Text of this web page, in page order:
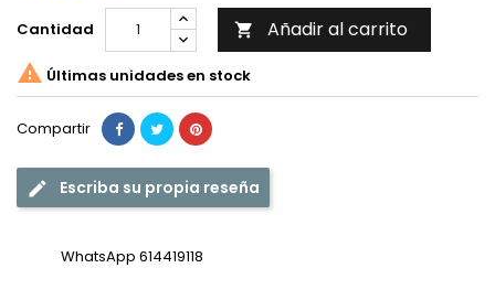
Cantidad  Añadir al carrito
 Últimas unidades en stock
Compartir
Escriba su propia reseña
WhatsApp 614419118